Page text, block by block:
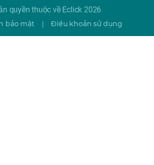
quyền thuộc về Eclick 2026
bảo mật | Điều khoản sử dụng